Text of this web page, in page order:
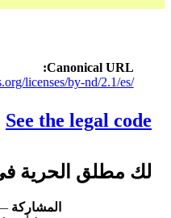
Canonical URL
licenses/by-nd/2.1/es/
See the legal code
لك مطلق الحرية
المشاركة